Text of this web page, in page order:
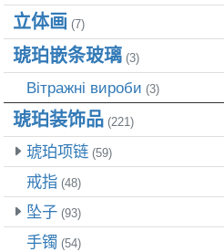
立体画 (7)
琥珀嵌条玻璃 (3)
Вітражні вироби (3)
琥珀装饰品 (221)
琥珀项链 (59)
戒指 (48)
坠子 (93)
手镯 (54)